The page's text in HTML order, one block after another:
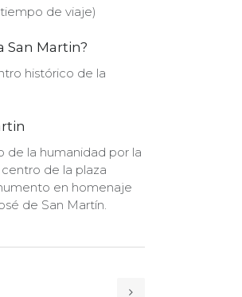
tiempo de viaje)
San Martin?
histórico de la
de la humanidad por la
de la plaza
en homenaje
de San Martín.